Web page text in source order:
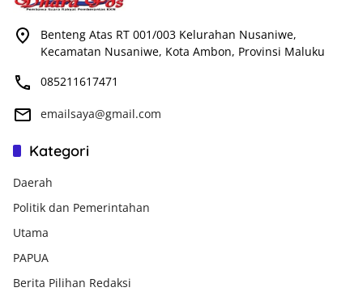
Benteng Atas RT 001/003 Kelurahan Nusaniwe,
Kecamatan Nusaniwe, Kota Ambon, Provinsi Maluku
085211617471
emailsaya@gmail.com
Kategori
Daerah
Politik dan Pemerintahan
Utama
PAPUA
Berita Pilihan Redaksi